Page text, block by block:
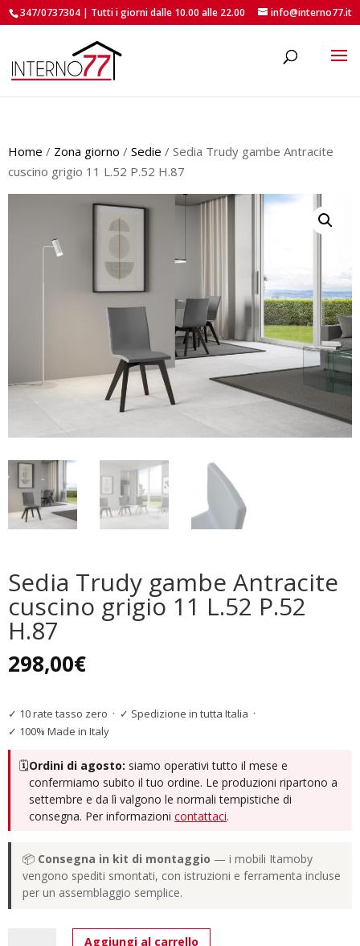
347/0737304 | Tutti i giorni dalle 10.00 alle 22.00 info@interno77.it
Home / Zona giorno / Sedie / Sedia Trudy gambe Antracite
cuscino grigio 11 L.52 P.52 H.87
Sedia Trudy gambe Antracite
cuscino grigio 11 L.52 P.52
H.87
298,00€
✓ 10 rate tasso zero · ✓ Spedizione in tutta Italia ·
✓ 100% Made in Italy
🗓️Ordini di agosto: siamo operativi tutto il mese e
confermiamo subito il tuo ordine. Le produzioni ripartono a
settembre e da lì valgono le normali tempistiche di
consegna. Per informazionicontattaci.
📦 Consegna in kit di montaggio — i mobili Itamoby
vengono spediti smontati, con istruzioni e ferramenta incluse
per un assemblaggio semplice.
Aggiungi al carrello